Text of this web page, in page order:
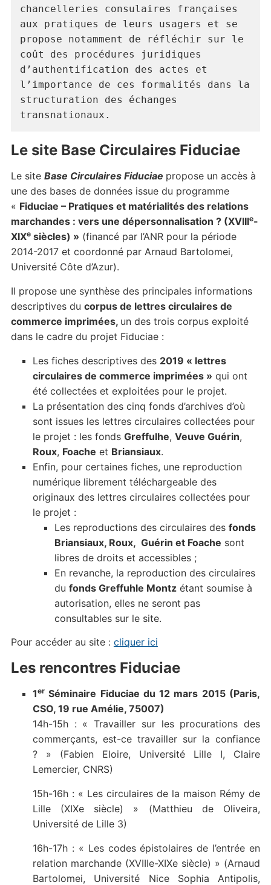
chancelleries consulaires françaises
aux pratiques de leurs usagers et se
propose notamment de réfléchir sur le
coût des procédures juridiques
d’authentification des actes et
l’importance de ces formalités dans la
structuration des échanges
transnationaux.
Le site Base Circulaires Fiduciae
Le site Base Circulaires Fiduciae propose un accès à
une des bases de données issue du programme
« Fiduciae – Pratiques et matérialités des relations
marchandes : vers une dépersonnalisation ? (XVIIIe-
XIXesiècles) » (financé par l’ANR pour la période
2014-2017 et coordonné par Arnaud Bartolomei,
Université Côte d’Azur).
Il propose une synthèse des principales informations
descriptives du corpus de lettres circulaires de
commerce imprimées, un des trois corpus exploité
dans le cadre du projet Fiduciae :
Les fiches descriptives des 2019 « lettres
circulaires de commerce imprimées » qui ont
été collectées et exploitées pour le projet.
La présentation des cinq fonds d’archives d’où
sont issues les lettres circulaires collectées pour
le projet : les fonds Greffulhe, Veuve Guérin,
Roux, Foache et Briansiaux.
Enfin, pour certaines fiches, une reproduction
numérique librement téléchargeable des
originaux des lettres circulaires collectées pour
le projet :
Les reproductions des circulaires des fonds
Briansiaux, Roux, Guérin et Foache sont
libres de droits et accessibles ;
En revanche, la reproduction des circulaires
du fonds Greffuhle Montzétant soumise à
autorisation, elles ne seront pas
consultables sur le site.
Pour accéder au site : cliquer ici
Les rencontres Fiduciae
1erSéminaire Fiduciae du 12 mars 2015 (Paris,
CSO, 19 rue Amélie, 75007)
14h-15h : « Travailler sur les procurations des
commerçants, est-ce travailler sur la confiance
? » (Fabien Eloire, Université Lille I, Claire
Lemercier, CNRS)
15h-16h : « Les circulaires de la maison Rémy de
Lille (XIXe siècle) » (Matthieu de Oliveira,
Université de Lille 3)
16h-17h : « Les codes épistolaires de l’entrée en
relation marchande (XVIIIe-XIXe siècle) » (Arnaud
Bartolomei, Université Nice Sophia Antipolis,